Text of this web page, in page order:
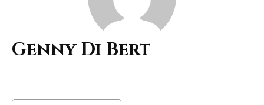
Genny Di Bert